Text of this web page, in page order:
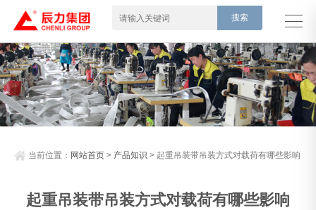
当前位置： 网站首页 > 产品知识 > 起重吊装带吊装方式对载荷有哪些影响
起重吊装带吊装方式对载荷有哪些影响